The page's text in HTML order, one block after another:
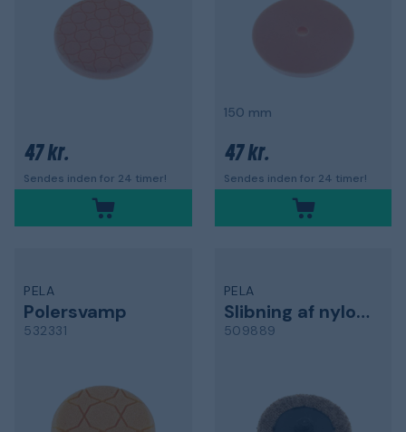
47 kr.
Sendes inden for 24 timer!
150 mm
47 kr.
Sendes inden for 24 timer!
PELA
Polersvamp
532331
PELA
Slibning af nylonpude
509889